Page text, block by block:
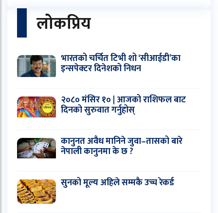
लोकप्रिय
भारतको चर्चित टिभी शो ‘सीआईडी’का
इन्सपेक्टर दिनेशको निधन
२०८० मंसिर १० | आजको राशिफल बाट
दिनको सुरुवात गर्नुहोस्
कानुनत अवैध मानिने जुवा–तासको बारे
नेपाली कानुनमा के छ ?
सुनको मूल्य अहिले सम्मकै उच्च रेकर्ड